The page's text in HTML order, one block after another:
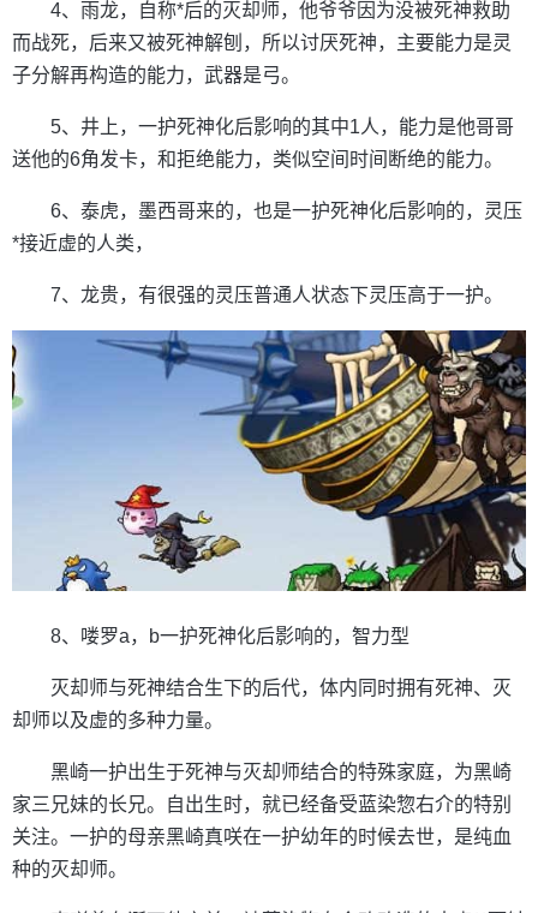
4、雨龙，自称*后的灭却师，他爷爷因为没被死神救助
而战死，后来又被死神解刨，所以讨厌死神，主要能力是灵
子分解再构造的能力，武器是弓。
5、井上，一护死神化后影响的其中1人，能力是他哥哥
送他的6角发卡，和拒绝能力，类似空间时间断绝的能力。
6、泰虎，墨西哥来的，也是一护死神化后影响的，灵压
*接近虚的人类，
7、龙贵，有很强的灵压普通人状态下灵压高于一护。
8、喽罗a，b一护死神化后影响的，智力型
灭却师与死神结合生下的后代，体内同时拥有死神、灭
却师以及虚的多种力量。
黑崎一护出生于死神与灭却师结合的特殊家庭，为黑崎
家三兄妹的长兄。自出生时，就已经备受蓝染惣右介的特别
关注。一护的母亲黑崎真咲在一护幼年的时候去世，是纯血
种的灭却师。